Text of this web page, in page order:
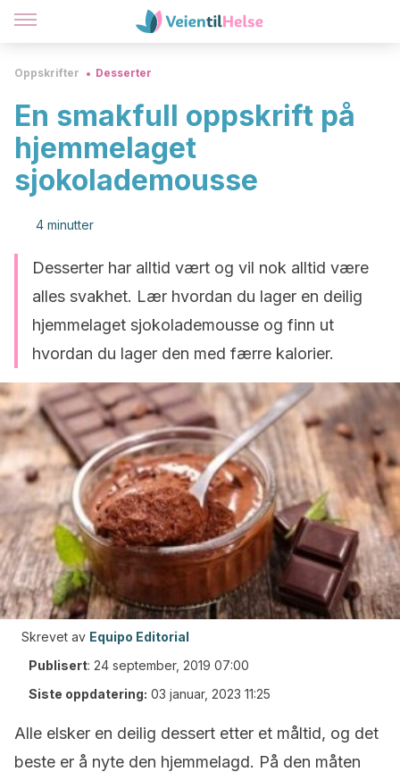
Oppskrifter Desserter
En smakfull oppskrift på
hjemmelaget
sjokolademousse
4 minutter
Desserter har alltid vært og vil nok alltid være
alles svakhet. Lær hvordan du lager en deilig
hjemmelaget sjokolademousse og finn ut
hvordan du lager den med færre kalorier.
Skrevet av Equipo Editorial
Publisert: 24 september, 2019 07:00
Siste oppdatering: 03 januar, 2023 11:25
Alle elsker en deilig dessert etter et måltid, og det
beste er å nyte den hjemmelagd. På den måten